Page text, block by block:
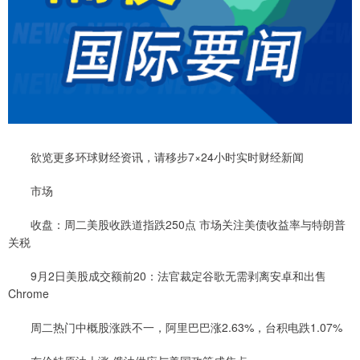
欲览更多环球财经资讯，请移步7×24小时实时财经新闻
市场
收盘：周二美股收跌道指跌250点 市场关注美债收益率与特朗普
关税
9月2日美股成交额前20：法官裁定谷歌无需剥离安卓和出售
Chrome
周二热门中概股涨跌不一，阿里巴巴涨2.63%，台积电跌1.07%